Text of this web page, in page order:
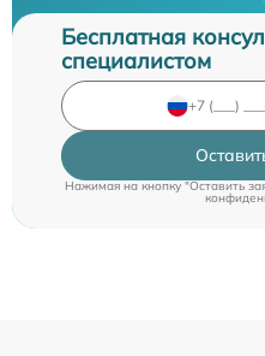
Бесплатная
специалистом
Нажимая на кнопку "Оставить